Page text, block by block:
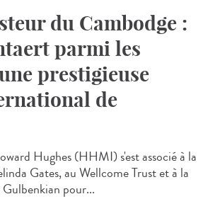
du Cambodge :
parmi les
prestigieuse
de
Hughes (HHMI) s'est associé à la
Gates, au Wellcome Trust et à la
pour...